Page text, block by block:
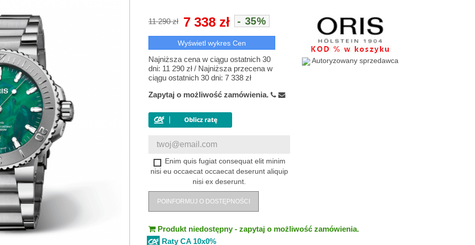
7 338 zł - 35%
11 290 zł
Wyświetl wykres Cen
Najniższa cena w ciągu ostatnich 30
dni: 11 290 zł/ Najniższa przecena w
ciągu ostatnich 30 dni: 7 338 zł
Autoryzowany sprzedawca
Zapytaj o możliwość zamówienia.
Enim quis fugiat consequat elit minim
nisi eu occaecat occaecat deserunt aliquip
nisi ex deserunt.
POINFORMUJ O DOSTĘPNOŚCI
Produkt niedostępny - zapytaj o możliwość zamówienia.
Raty CA 10x0%